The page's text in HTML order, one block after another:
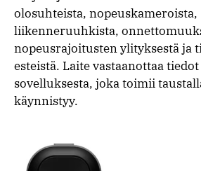
olosuhteista, nopeuskameroista,
liikenneruuhkista,
nopeusrajoitusten ylityksestä ja
esteistä. Laite vastaanottaa
sovelluksesta, joka toimii
käynnistyy.